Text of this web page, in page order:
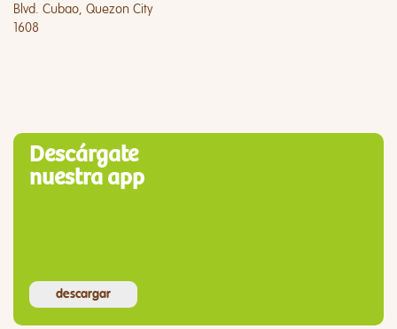
Blvd. Cubao, Quezon City
1608
Descárgate
nuestra app
descargar